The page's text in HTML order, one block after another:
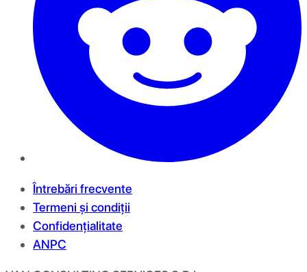
Întrebări frecvente
Termeni și condiții
Confidențialitate
ANPC